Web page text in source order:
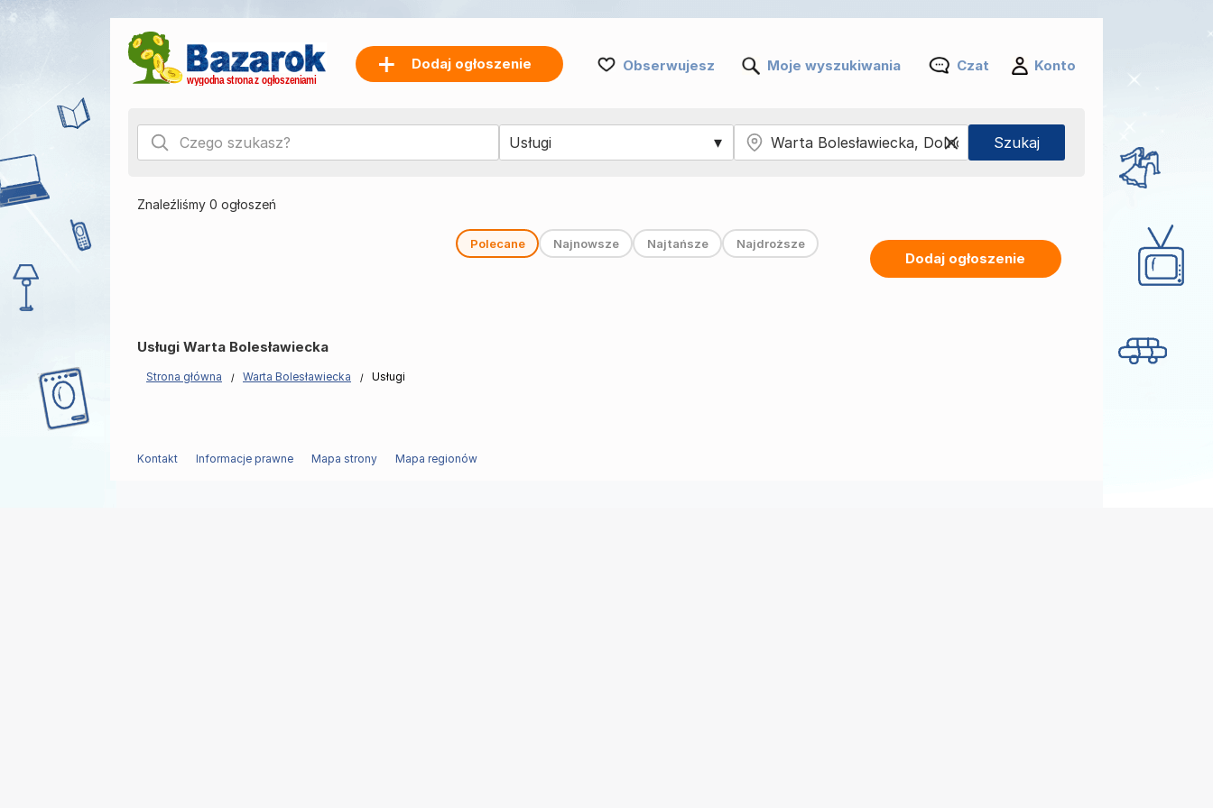
Dodaj ogłoszenie Obserwujesz Moje wyszukiwania Czat Konto
Znaleźliśmy 0 ogłoszeń
Polecane Najnowsze Najtańsze Najdroższe
Usługi Warta Bolesławiecka
Strona główna Warta Bolesławiecka Usługi
Dodaj ogłoszenie
Kontakt Informacje prawne Mapa strony Mapa regionów